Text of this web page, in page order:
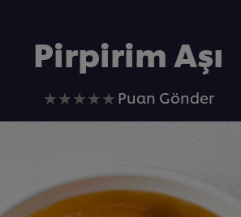
Pirpirim Aşı
Bu
recipe
gönderilmedi
Puan Gönder